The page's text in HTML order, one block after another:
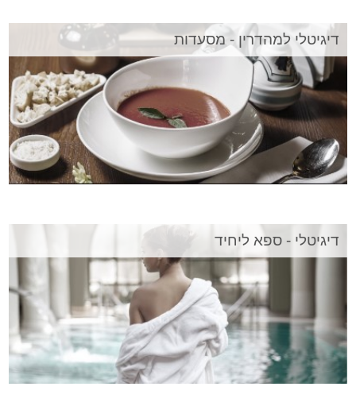
דיגיטלי למהדרין - מסעדות
דיגיטלי - ספא ליחיד